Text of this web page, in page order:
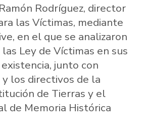
Rodríguez, director
las Víctimas, mediante
en el que se analizaron
Ley de Víctimas en sus
junto con
los directivos de la
de Tierras y el
de Memoria Histórica